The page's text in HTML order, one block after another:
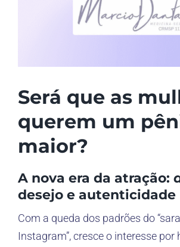
Será que as
querem um
maior?
A nova era da atração:
desejo e autenticidade
Com a queda dos padrões do
Instagram”, cresce o interesse